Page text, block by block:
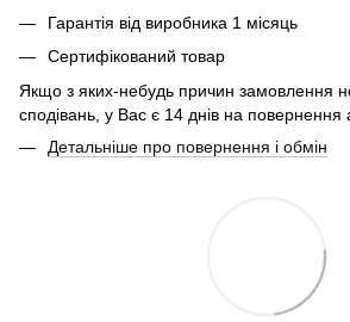
Гарантія від виробника 1 місяць
Сертифікований товар
Якщо з яких-небудь причин замовлення
сподівань, у Вас є 14 днів на повернення
Детальніше про повернення і обмін